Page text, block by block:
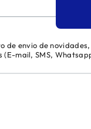
de envio de
mail, SMS,